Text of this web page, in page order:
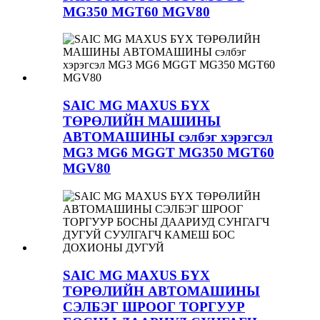
MG350 MGT60 MGV80
SAIC MG MAXUS БҮХ
ТӨРӨЛИЙН МАШИНЫ
АВТОМАШИНЫ сэлбэг хэрэгсэл
MG3 MG6 MGGT MG350 MGT60
MGV80
SAIC MG MAXUS БҮХ
ТӨРӨЛИЙН АВТОМАШИНЫ
СЭЛБЭГ ШРООГ ТОРГУУР